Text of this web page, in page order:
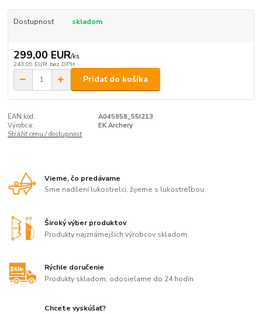
Dostupnosť skladom
299,00 EUR/ks
243,09 EUR bez DPH
Pridať do košíka
EAN kód:
A045858_55I213
Výrobca:
EK Archery
Strážiť cenu / dostupnosť
Vieme, čo predávame
Sme nadšení lukostrelci, žijeme s lukostreľbou
Široký výber produktov
Produkty najznámejších výrobcov skladom
Rýchle doručenie
Produkty skladom, odosielame do 24 hodín
Chcete vyskúšať?